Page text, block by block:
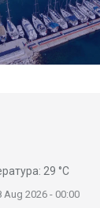
29 °C
Aug 2026 - 00:00